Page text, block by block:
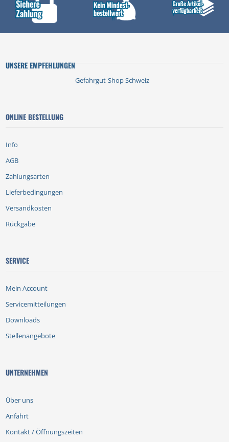
UNSERE EMPFEHLUNGEN
Gefahrgut-Shop Schweiz
ONLINE BESTELLUNG
Info
AGB
Zahlungsarten
Lieferbedingungen
Versandkosten
Rückgabe
SERVICE
Mein Account
Servicemitteilungen
Downloads
Stellenangebote
UNTERNEHMEN
Über uns
Anfahrt
Kontakt / Öffnungszeiten